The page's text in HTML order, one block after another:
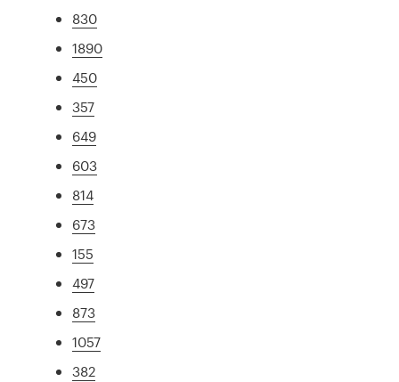
830
1890
450
357
649
603
814
673
155
497
873
1057
382